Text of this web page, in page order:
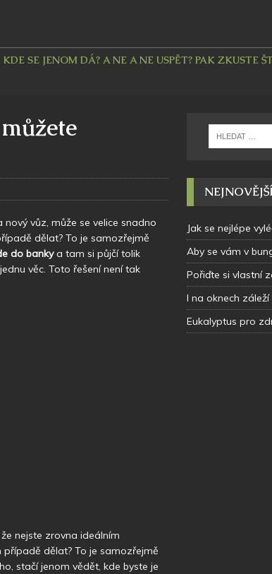
SE JENOM DÁ? A NE A NE USPĚT? PAK ZKUSTE
vůz, může se velice snadno
dělat? To je samozřejmě
do bankya tam si půjčí tolik
věc. Toto řešení není tak
nejste zrovna ideálním
dělat? To je samozřejmě
stačí jenom vědět, kde byste je
Jak se nejlépe
Aby se vám v
Pořiďte si vlastní
I na oknech záleží
Eukalyptus pro